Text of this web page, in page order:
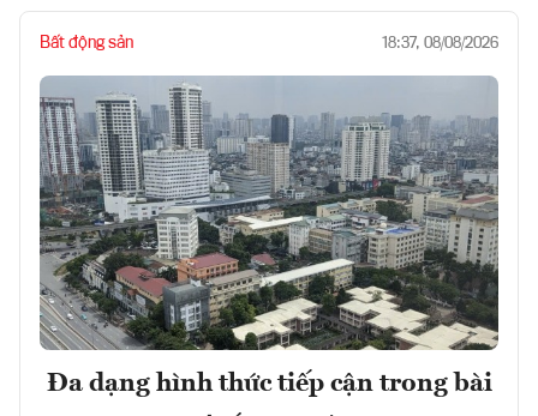
Bất động sản 18:37, 08/08/2026
Đa dạng hình thức tiếp cận trong bài